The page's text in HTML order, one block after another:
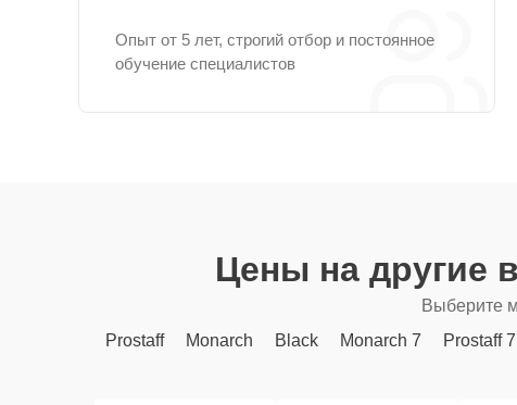
Опыт от 5 лет, строгий отбор и постоянное
обучение специалистов
Цены на другие
Выберите
Prostaff
Monarch Black Monarch 7 Prostaff 7